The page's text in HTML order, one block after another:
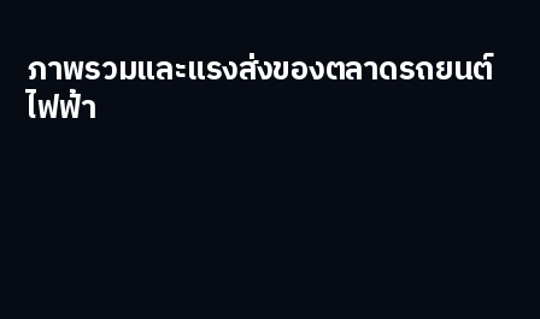
ภาพรวมและแรงส่งของตลาดรถยนต์
ไฟฟ้า